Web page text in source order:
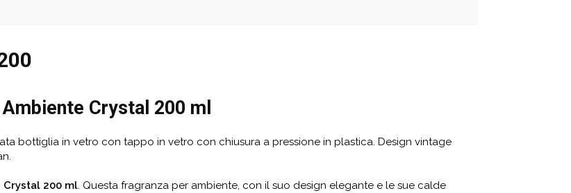
Crystal 200 ml
bottiglia in vetro con tappo in vetro con chiusura a pressione in plastica. Design vintage
Crystal 200ml. Questa fragranza per ambiente, con il suo design elegante e le sue calde